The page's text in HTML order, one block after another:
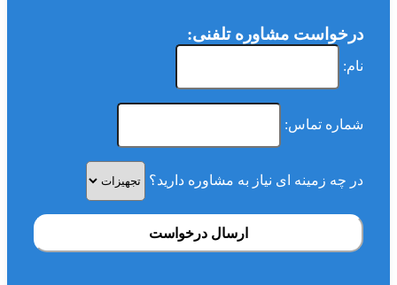
درخواست مشاوره تلفنی:
نام:
شماره تماس:
در چه زمینه ای نیاز به مشاوره دارید؟
ارسال درخواست